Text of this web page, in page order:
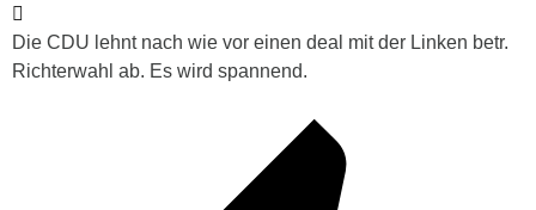
Die CDU lehnt nach wie vor einen deal mit der Linken betr.
Richterwahl ab. Es wird spannend.